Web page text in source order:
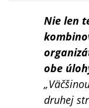
Nie len
obe
druhej